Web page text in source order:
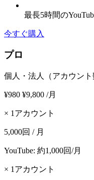
最長5時間の
今すぐ購入
プロ
個人・法人（アカウント
¥980 ¥9,800 /月
× 1アカウント
5,000回 / 月
YouTube: 約1,000回/月
× 1アカウント